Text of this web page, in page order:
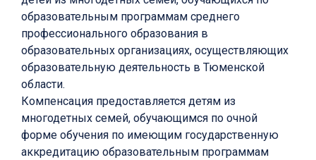
образовательным программам среднего
профессионального образования в
образовательных организациях, осуществляющих
образовательную деятельность в Тюменской
области.
Компенсация предоставляется детям из
многодетных семей, обучающимся по очной
форме обучения по имеющим государственную
аккредитацию образовательным программам